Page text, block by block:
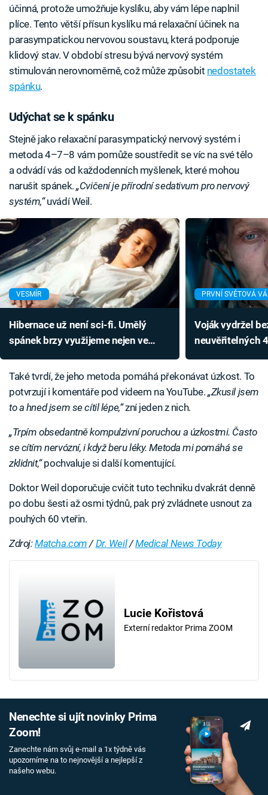
účinná, protože umožňuje kyslíku, aby vám lépe naplnil
plíce. Tento větší přísun kyslíku má relaxační účinek na
parasympatickou nervovou soustavu, která podporuje
klidový stav. V období stresu bývá nervový systém
stimulován nerovnoměrně, což může způsobit nedostatek
spánku.
Udýchat se k spánku
Stejně jako relaxační parasympatický nervový systém i
metoda 4–7–8 vám pomůže soustředit se víc na své tělo
a odvádí vás od každodenních myšlenek, které mohou
narušit spánek.„Cvičení je přírodní sedativum pro nervový
systém,“uvádí Weil.
VESMÍR
Hibernace už není sci-fi. Umělý
spánek brzy využijeme nejen ve
PRVNÍ SVĚTOVÁ
Voják vydržel
neuvěřitelných
Také tvrdí, že jeho metoda pomáhá překonávat úzkost. To
potvrzují i komentáře pod videem na YouTube.„Zkusil jsem
to a hned jsem se cítil lépe,“zní jeden z nich.
„Trpím obsedantně kompulzivní poruchou a úzkostmi. Často
se cítím nervózní, i když beru léky. Metoda mi pomáhá se
zklidnit,“pochvaluje si další komentující.
Doktor Weil doporučuje cvičit tuto techniku dvakrát denně
po dobu šesti až osmi týdnů, pak prý zvládnete usnout za
pouhých 60 vteřin.
Zdroj:Matcha.com/Dr. Weil/Medical News Today
Lucie Kořistová
Externí redaktor Prima ZOOM
Nenechte si ujít novinky Prima
Zoom!
Zanechte nám svůj e-mail a 1x týdně vás
upozorníme na to nejnovější a nejlepší z
našeho webu.